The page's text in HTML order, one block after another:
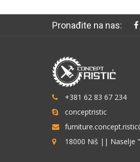
Pronađite na nas:
+381 62 83 67 234
conceptristic
18000 Niš || Naselje